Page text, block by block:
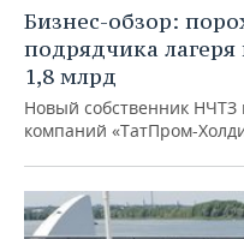
Бизнес-обзор:
подрядчика
1,8 млрд
Новый собственник
компаний «ТатПром-